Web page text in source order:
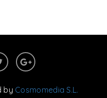
by Cosmomedia S.L.